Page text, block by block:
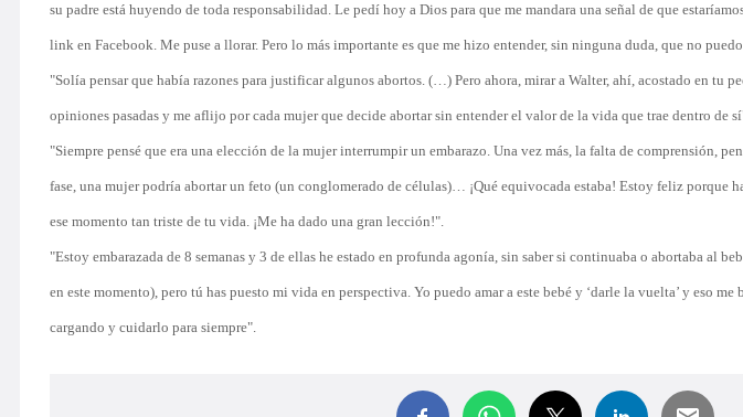
su padre está huyendo de toda responsabilidad. Le pedí hoy a Dios para que me mandara una señal de que
link en Facebook. Me puse a llorar. Pero lo más importante es que me hizo entender, sin ninguna duda, que no
"Solía pensar que había razones para justificar algunos abortos. (…) Pero ahora, mirar a Walter, ahí, acostado en tu
opiniones pasadas y me aflijo por cada mujer que decide abortar sin entender el valor de la vida que trae dentro de
"Siempre pensé que era una elección de la mujer interrumpir un embarazo. Una vez más, la falta de comprensión,
fase, una mujer podría abortar un feto (un conglomerado de células)… ¡Qué equivocada estaba! Estoy feliz porque
ese momento tan triste de tu vida. ¡Me ha dado una gran lección!".
"Estoy embarazada de 8 semanas y 3 de ellas he estado en profunda agonía, sin saber si continuaba o abortaba al
en este momento), pero tú has puesto mi vida en perspectiva. Yo puedo amar a este bebé y ‘darle la vuelta’ y eso me
cargando y cuidarlo para siempre".